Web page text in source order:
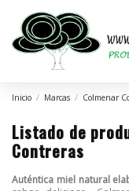
Inicio Marcas Colmenar
Listado de
Contreras
Auténtica miel natural